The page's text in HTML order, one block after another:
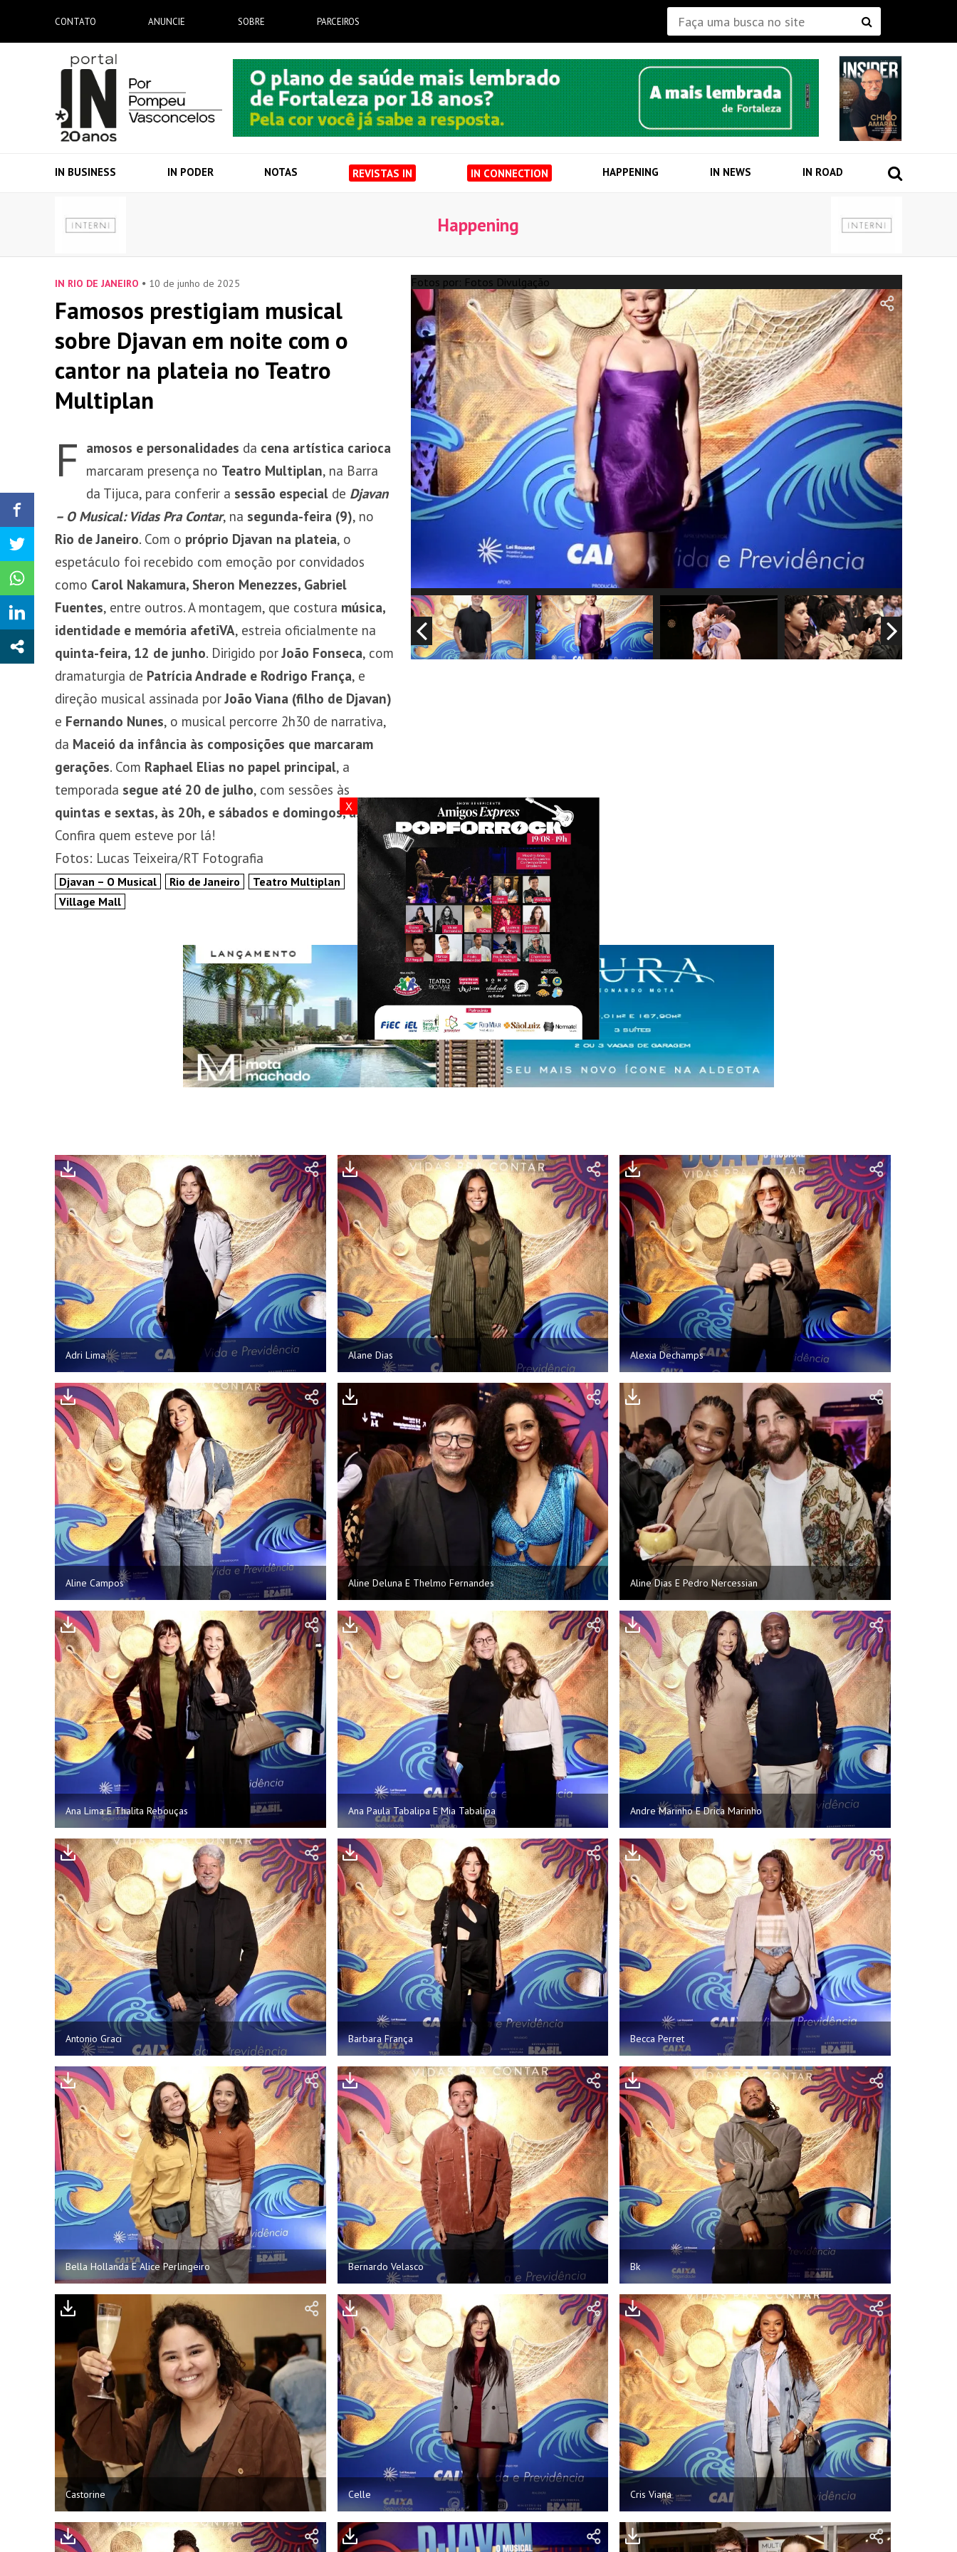
CONTATO ANUNCIE SOBRE PARCEIROS
IN BUSINESS IN PODER NOTAS REVISTAS IN IN CONNECTION HAPPENING IN NEWS IN ROAD
Happening
IN RIO DE JANEIRO 10 de junho de 2025
Famosos prestigiam musical
sobre Djavan em noite com o
cantor na plateia no Teatro
Multiplan
F amosos e personalidades da cena artística carioca
marcaram presença no Teatro Multiplan, na Barra
da Tijuca, para conferir a sessão especial de Djavan
– O Musical: Vidas Pra Contar, na segunda-feira (9), no
Rio de Janeiro. Com o próprio Djavan na plateia, o
espetáculo foi recebido com emoção por convidados
como Carol Nakamura, Sheron Menezzes, Gabriel
Fuentes, entre outros. A montagem, que costura música,
identidade e memória afetiVA, estreia oficialmente na
quinta-feira, 12 de junho. Dirigido porJoão Fonseca, com
dramaturgia de Patrícia Andrade e Rodrigo França, e
direção musical assinada porJoão Viana (filho de Djavan)
e Fernando Nunes, o musical percorre 2h30 de narrativa,
da Maceió da infância às composições que marcaram
gerações. Com Raphael Elias no papel principal, a
temporada segue até 20 de julho, com sessões às
quintas e sextas, às 20h, e sábados e domingos, às 16h
Confira quem esteve por lá!
Fotos: Lucas Teixeira/RT Fotografia
Djavan – O Musical Rio de Janeiro
Teatro Multiplan
Village Mall
Fotos por: Fotos Divulgação
Adri Lima Alane Dias Alexia Dechamps
Aline Campos Aline Deluna E Thelmo Fernandes Aline Dias E Pedro Nercessian
Ana Lima E Thalita Rebouças Ana Paula Tabalipa E Mia Tabalipa Andre Marinho E Drica Marinho
Antonio Graci Barbara França Becca Perret
Bella Hollanda E Alice Perlingeiro Bernardo Velasco Bk
Castorine Celle Cris Viana
X